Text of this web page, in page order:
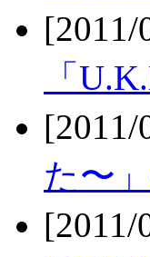
「
た〜